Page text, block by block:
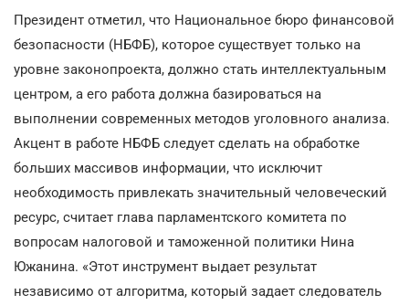
Президент отметил, что Национальное бюро финансовой
безопасности (НБФБ), которое существует только на
уровне законопроекта, должно стать интеллектуальным
центром, а его работа должна базироваться на
выполнении современных методов уголовного анализа.
Акцент в работе НБФБ следует сделать на обработке
больших массивов информации, что исключит
необходимость привлекать значительный человеческий
ресурс, считает глава парламентского комитета по
вопросам налоговой и таможенной политики Нина
Южанина. «Этот инструмент выдает результат
независимо от алгоритма, который задает следователь